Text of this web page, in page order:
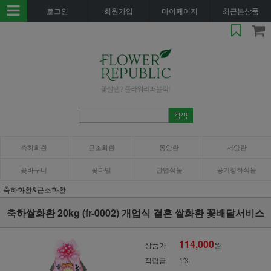
로그인 회원가입 마이페이지 최근본상품
축하화환 근조화환 동양란 서양란
꽃바구니 꽃다발 관엽식물 공기정화식물
축하화환&근조화환
축하쌀화환 20kg (fr-0002) 개업식 결혼 쌀화환 꽃배달서비스
상품가 114,000원
적립금
1%